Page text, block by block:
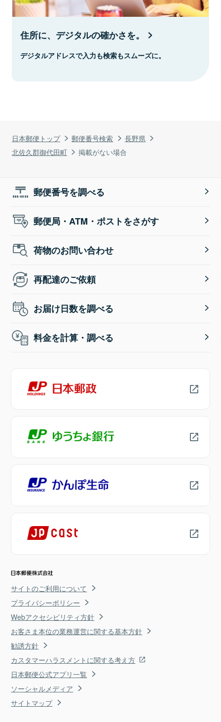
日本郵便トップ 郵便番号検索
長野県
北佐久郡御代田町
掲載がない場合
住所に、デジタルの確かさを。
デジタルアドレスで入力も検索もスムーズに。
郵便番号を調べる
郵便局・ATM・ポストをさがす
荷物のお問い合わせ
再配達のご依頼
お届け日数を調べる
料金を計算・調べる
サイトのご利用について
プライバシーポリシー
Webアクセシビリティ方針
お客さま本位の業務運営に関する基本方針
勧誘方針
カスタマーハラスメントに関する考え方
日本郵便公式アプリ一覧
ソーシャルメディア
サイトマップ